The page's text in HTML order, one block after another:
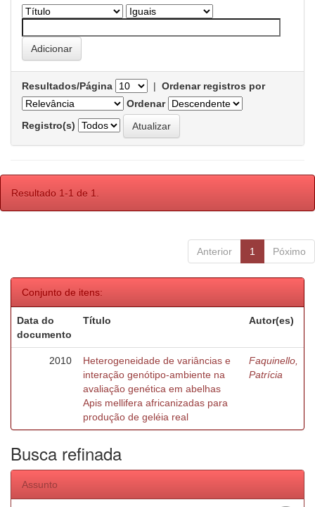
Resultados/Página | Ordenar registros por
Ordenar
Registro(s)
Resultado 1-1 de 1.
Anterior 1 Póximo
Conjunto de itens:
Data do
documento
Título Autor(es)
2010
Heterogeneidade de variâncias e
interação genótipo-ambiente na
avaliação genética em abelhas
Apis mellifera africanizadas para
produção de geléia real
Faquinello,
Patrícia
Busca refinada
Assunto